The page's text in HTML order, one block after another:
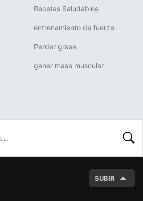
Recetas Saludables
entrenamiento de fuerza
Perder grasa
ganar masa muscular
SUBIR